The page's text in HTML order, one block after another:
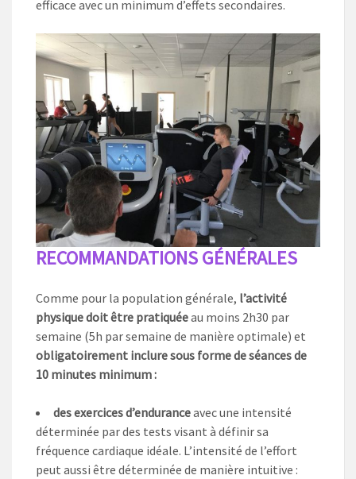
efficace avec un minimum d’effets secondaires.
RECOMMANDATIONS GÉNÉRALES
Comme pour la population générale, l’activité
physique doit être pratiquéeau moins 2h30 par
semaine (5h par semaine de manière optimale) et
obligatoirement inclure sous forme de séances de
10 minutes minimum :
des exercices d’enduranceavec une intensité
déterminée par des tests visant à définir sa
fréquence cardiaque idéale. L’intensité de l’effort
peut aussi être déterminée de manière intuitive :